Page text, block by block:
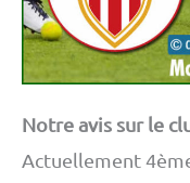
Notre avis sur le
Actuellement